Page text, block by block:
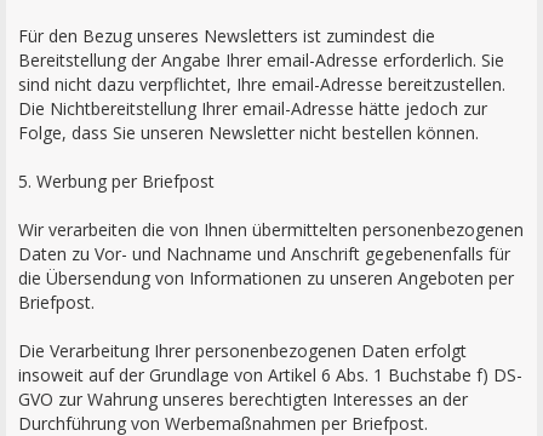
Für den Bezug unseres Newsletters ist zumindest die
Bereitstellung der Angabe Ihrer email-Adresse erforderlich. Sie
sind nicht dazu verpflichtet, Ihre email-Adresse bereitzustellen.
Die Nichtbereitstellung Ihrer email-Adresse hätte jedoch zur
Folge, dass Sie unseren Newsletter nicht bestellen können.
5. Werbung per Briefpost
Wir verarbeiten die von Ihnen übermittelten personenbezogenen
Daten zu Vor- und Nachname und Anschrift gegebenenfalls für
die Übersendung von Informationen zu unseren Angeboten per
Briefpost.
Die Verarbeitung Ihrer personenbezogenen Daten erfolgt
insoweit auf der Grundlage von Artikel 6 Abs. 1 Buchstabe f) DS-
GVO zur Wahrung unseres berechtigten Interesses an der
Durchführung von Werbemaßnahmen per Briefpost.